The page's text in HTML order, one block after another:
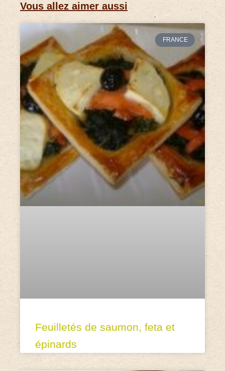
Vous allez aimer aussi
FRANCE
Feuilletés de saumon, feta et
épinards